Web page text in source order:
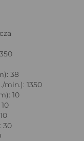
38
min.): 1350
10
30